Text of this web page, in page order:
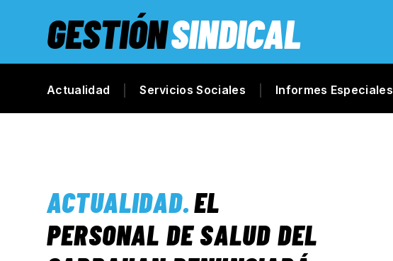
GESTIÓNSINDICAL
Actualidad Servicios Sociales Informes Especiales
ACTUALIDAD.EL
PERSONAL DE SALUD DEL